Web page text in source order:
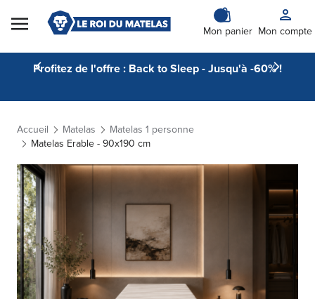
Skip to Content
Mon panier Mon compte
Profitez de l'offre : Back to Sleep - Jusqu'à -60% !
Accueil Matelas
Matelas 1 personne
Matelas Erable - 90x190 cm